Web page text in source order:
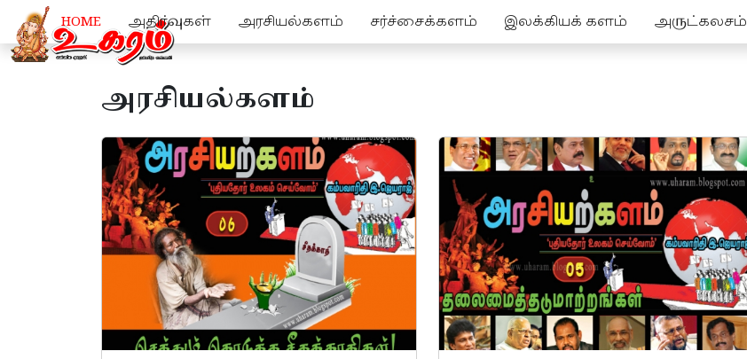
HOME அதிர்வுகள் அரசியல்களம் சர்ச்சைக்களம் இலக்கியக் களம் அருட்கலசம்
அரசியல்களம்